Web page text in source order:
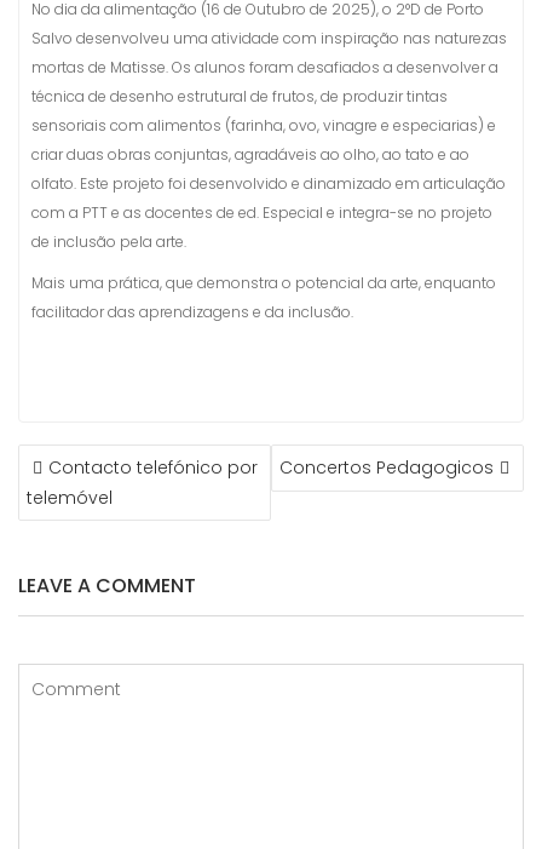
No dia da alimentação (16 de Outubro de 2025), o 2°D de Porto
Salvo desenvolveu uma atividade com inspiração nas naturezas
mortas de Matisse. Os alunos foram desafiados a desenvolver a
técnica de desenho estrutural de frutos, de produzir tintas
sensoriais com alimentos (farinha, ovo, vinagre e especiarias) e
criar duas obras conjuntas, agradáveis ao olho, ao tato e ao
olfato. Este projeto foi desenvolvido e dinamizado em articulação
com a PTT e as docentes de ed. Especial e integra-se no projeto
de inclusão pela arte.
Mais uma prática, que demonstra o potencial da arte, enquanto
facilitador das aprendizagens e da inclusão.
NAVEGAÇÃO
DE
ARTIGOS
Contacto telefónico por
telemóvel
Concertos Pedagogicos
LEAVE A COMMENT